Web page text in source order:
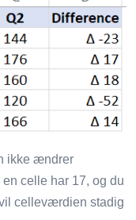
ikke ændrer
celle har 17, og du
celleværdien stadig